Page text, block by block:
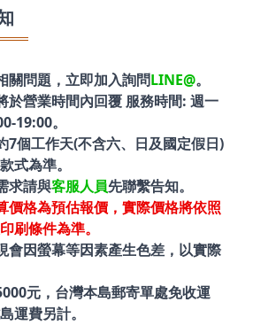
關問題，立即加入詢問LINE@。
於營業時間內回覆 服務時間: 週一
19:00。
7個工作天(不含六、日及國定假日)
式為準。
求請與客服人員先聯繫告知。
價格為預估報價，實際價格將依照
刷條件為準。
會因螢幕等因素產生色差，以實際
元，台灣本島郵寄單處免收運
運費另計。